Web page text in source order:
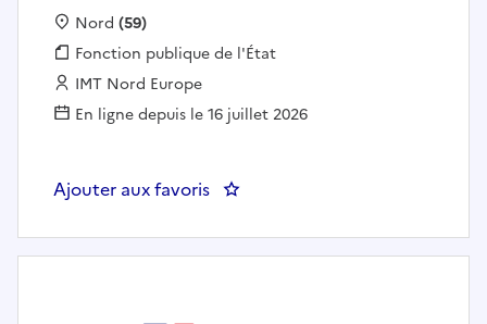
Localisation :
Nord (59)
Fonction publique :
Fonction publique de l'État
Employeur :
IMT Nord Europe
En ligne depuis le 16 juillet 2026
Ajouter aux favoris : Thèse Transformer les terres